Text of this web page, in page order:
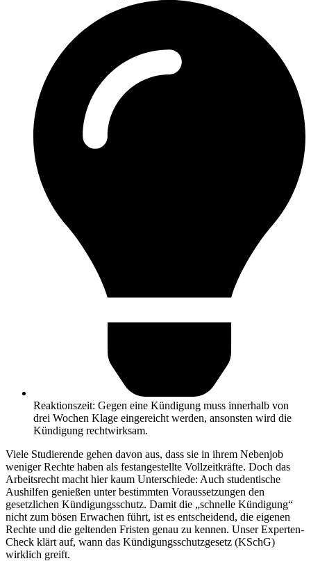
Reaktionszeit: Gegen eine Kündigung muss innerhalb von
drei Wochen Klage eingereicht werden, ansonsten wird die
Kündigung rechtwirksam.
Viele Studierende gehen davon aus, dass sie in ihrem Nebenjob
weniger Rechte haben als festangestellte Vollzeitkräfte. Doch das
Arbeitsrecht macht hier kaum Unterschiede: Auch studentische
Aushilfen genießen unter bestimmten Voraussetzungen den
gesetzlichen Kündigungsschutz. Damit die „schnelle Kündigung“
nicht zum bösen Erwachen führt, ist es entscheidend, die eigenen
Rechte und die geltenden Fristen genau zu kennen. Unser Experten-
Check klärt auf, wann das Kündigungsschutzgesetz (KSchG)
wirklich greift.